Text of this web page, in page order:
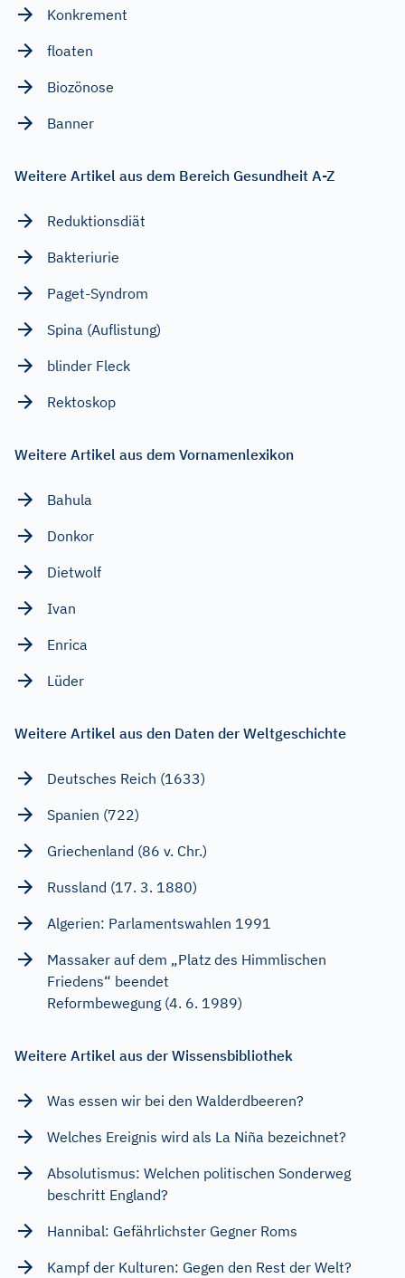
Konkrement
floaten
Biozönose
Banner
Weitere Artikel aus dem Bereich Gesundheit A-Z
Reduktionsdiät
Bakteriurie
Paget-Syndrom
Spina (Auflistung)
blinder Fleck
Rektoskop
Weitere Artikel aus dem Vornamenlexikon
Bahula
Donkor
Dietwolf
Ivan
Enrica
Lüder
Weitere Artikel aus den Daten der Weltgeschichte
Deutsches Reich (1633)
Spanien (722)
Griechenland (86 v. Chr.)
Russland (17. 3. 1880)
Algerien: Parlamentswahlen 1991
Massaker auf dem „Platz des Himmlischen
Friedens“ beendet
Reformbewegung (4. 6. 1989)
Weitere Artikel aus der Wissensbibliothek
Was essen wir bei den Walderdbeeren?
Welches Ereignis wird als La Niña bezeichnet?
Absolutismus: Welchen politischen Sonderweg
beschritt England?
Hannibal: Gefährlichster Gegner Roms
Kampf der Kulturen: Gegen den Rest der Welt?